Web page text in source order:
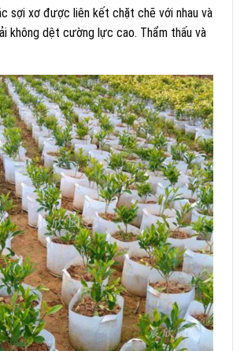
sợi xơ được liên kết chặt chẽ với nhau và
không dệt cường lực cao. Thẩm thấu và